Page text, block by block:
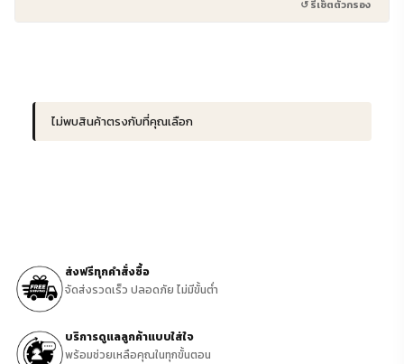
↺ รีเซ็ตตัวกรอง
ไม่พบสินค้าตรงกับที่คุณเลือก
ส่งฟรีทุกคำสั่งซื้อ
จัดส่งรวดเร็ว ปลอดภัย ไม่มีขั้นต่ำ
บริการดูแลลูกค้าแบบใส่ใจ
พร้อมช่วยเหลือคุณในทุกขั้นตอน